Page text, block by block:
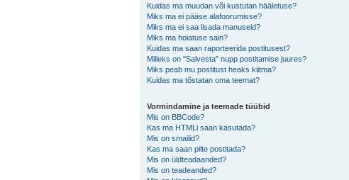
Kuidas ma muudan või kustutan hääletuse?
Miks ma ei pääse alafoorumisse?
Miks ma ei saa lisada manuseid?
Miks ma hoiatuse sain?
Kuidas ma saan raporteerida postitusest?
Milleks on "Salvesta" nupp postitamise juures?
Miks peab mu postitust heaks kiitma?
Kuidas ma tõstatan oma teemat?
Vormindamine ja teemade tüübid
Mis on BBCode?
Kas ma HTMLi saan kasutada?
Mis on smailid?
Kas ma saan pilte postitada?
Mis on üldteadaanded?
Mis on teadeanded?